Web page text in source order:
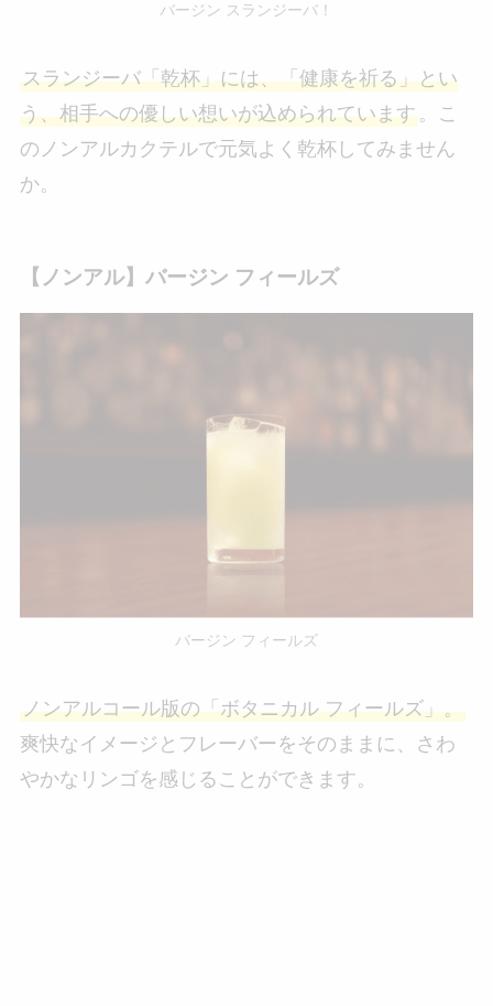
バージン スランジーバ！
スランジーバ「乾杯」には、「健康を祈る」とい
う、相手への優しい想いが込められています。こ
のノンアルカクテルで元気よく乾杯してみません
か。
【ノンアル】バージン フィールズ
バージン フィールズ
ノンアルコール版の「ボタニカル フィールズ」。
爽快なイメージとフレーバーをそのままに、さわ
やかなリンゴを感じることができます。